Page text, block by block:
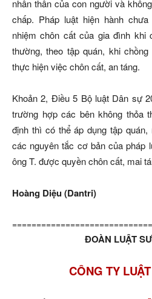
nhân thân của con người và
chấp. Pháp luật hiện hành
nhiệm chôn cất của gia đình khi
thường, theo tập quán, khi
thực hiện việc chôn cất, an táng.
Khoản 2, Điều 5 Bộ luật Dân sự
trường hợp các bên không thỏa
định thì có thể áp dụng tập
các nguyên tắc cơ bản của pháp
ông T. được quyền chôn cất, mai
Hoàng Diệu (Dantri)
ĐOÀN LUẬT
CÔNG TY